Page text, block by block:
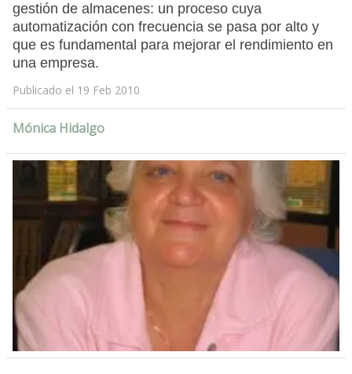
gestión de almacenes: un proceso cuya
automatización con frecuencia se pasa por alto y
que es fundamental para mejorar el rendimiento en
una empresa.
Publicado el 19 Feb 2010
Mónica Hidalgo